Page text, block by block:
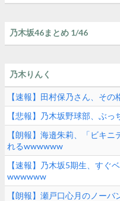
乃木坂46まとめ 1/46
乃木りんく
【速報】田村保乃さん、その
【悲報】乃木坂野球部、ぶ
【朗報】海邉朱莉、「ビキ
れるwwwwww
【速報】乃木坂5期生、すぐ
wwwwww
【朗報】瀬戸口心月のノー